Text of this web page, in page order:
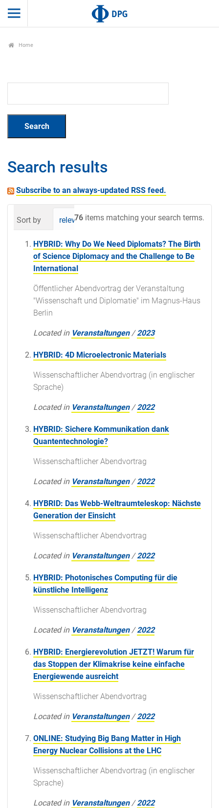
Home
Search results
Subscribe to an always-updated RSS feed.
76 items matching your search terms.
Sort by relevance date (newest first)
HYBRID: Why Do We Need Diplomats? The Birth
of Science Diplomacy and the Challenge to Be
International
Öffentlicher Abendvortrag der Veranstaltung
"Wissenschaft und Diplomatie" im Magnus-Haus
Berlin
Located in Veranstaltungen /2023
HYBRID: 4D Microelectronic Materials
Wissenschaftlicher Abendvortrag (in englischer
Sprache)
Located in Veranstaltungen /2022
HYBRID: Sichere Kommunikation dank
Quantentechnologie?
Wissenschaftlicher Abendvortrag
Located in Veranstaltungen /2022
HYBRID: Das Webb-Weltraumteleskop: Nächste
Generation der Einsicht
Wissenschaftlicher Abendvortrag
Located in Veranstaltungen /2022
HYBRID: Photonisches Computing für die
künstliche Intelligenz
Wissenschaftlicher Abendvortrag
Located in Veranstaltungen /2022
HYBRID: Energierevolution JETZT! Warum für
das Stoppen der Klimakrise keine einfache
Energiewende ausreicht
Wissenschaftlicher Abendvortrag
Located in Veranstaltungen /2022
ONLINE: Studying Big Bang Matter in High
Energy Nuclear Collisions at the LHC
Wissenschaftlicher Abendvortrag (in englischer
Sprache)
Located in Veranstaltungen /2022